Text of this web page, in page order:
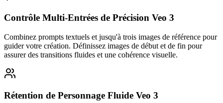
Contrôle Multi-Entrées de Précision Veo 3
Combinez prompts textuels et jusqu'à trois images de référence pour
guider votre création. Définissez images de début et de fin pour
assurer des transitions fluides et une cohérence visuelle.
Rétention de Personnage Fluide Veo 3